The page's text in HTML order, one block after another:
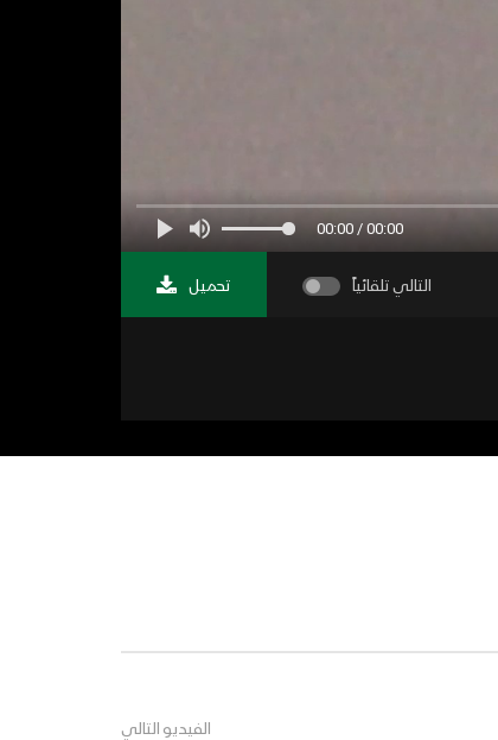
00:00 / 00:00
التالي تلقائياً تحميل
الفيديو التالي